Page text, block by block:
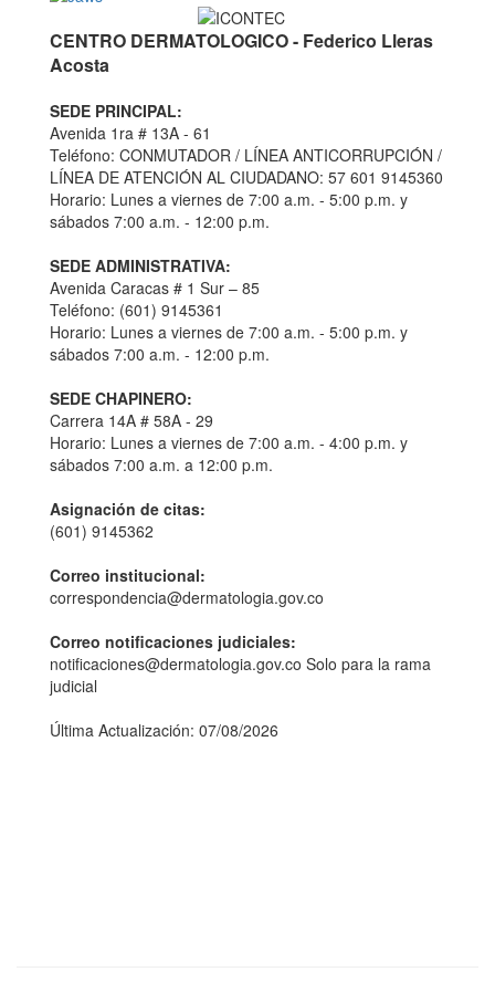
CENTRO DERMATOLOGICO - Federico Lleras
Acosta
SEDE PRINCIPAL:
Avenida 1ra # 13A - 61
Teléfono: CONMUTADOR / LÍNEA ANTICORRUPCIÓN /
LÍNEA DE ATENCIÓN AL CIUDADANO: 57 601 9145360
Horario: Lunes a viernes de 7:00 a.m. - 5:00 p.m. y
sábados 7:00 a.m. - 12:00 p.m.
SEDE ADMINISTRATIVA:
Avenida Caracas # 1 Sur – 85
Teléfono: (601) 9145361
Horario: Lunes a viernes de 7:00 a.m. - 5:00 p.m. y
sábados 7:00 a.m. - 12:00 p.m.
SEDE CHAPINERO:
Carrera 14A # 58A - 29
Horario: Lunes a viernes de 7:00 a.m. - 4:00 p.m. y
sábados 7:00 a.m. a 12:00 p.m.
Asignación de citas:
(601) 9145362
Correo institucional:
correspondencia@dermatologia.gov.co
Correo notificaciones judiciales:
notificaciones@dermatologia.gov.co Solo para la rama
judicial
Última Actualización: 07/08/2026